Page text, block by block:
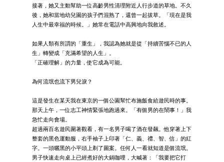
接著，她又主動幫助一位高齡男性清理附近人行步道的草地。不久
後，她和當地幼兒園的孩子們混熟了，還曾一起拔草。「現在是我
人生中最幸福的時候。」她常在電話中高興地向我敘述。
如果人類有所謂的「重生」，我認為她就是從「持續苦惱不已的人
生」轉變成「充滿希望的人生」。
「正確理解」的力量，使它成為可能。
為何流氓也流下男兒淚？
這是發生在某天我在東京的一個公園幫忙布施飯食給遊民時的事。
那天上午，一位志工神情緊張地跑過來。「有個男的在鬧事！」我
急忙走向會場。
超過兩百名遊民圍著觀看，有一名男子喝了酒在發飆。他穿著上下
整套的黑色運動服，右手袖子上印著「仁、義、禮、智、信」的紅
字。一頭曬黑的小平頭上剃了圖案。任何人一看就知道是個流氓。
男子快速走向桌上已經煮好的大鍋咖哩，大喊著：「我要把它打